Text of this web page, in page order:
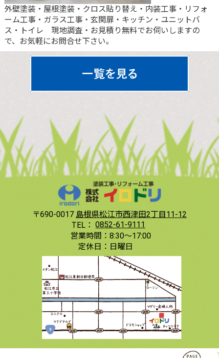
外壁塗装・屋根塗装・クロス貼り替え・内装工事・リフォ
ーム工事・ガラス工事・玄関扉・キッチン・ユニットバ
ス・トイレ 現地調査・お見積り無料でお伺いしますの
で、お気軽にお問合せ下さい。
〒690-0017 島根県松江市西津田2丁目11-12
TEL： 0852-61-9111
営業時間： 8:30〜17:00
定休日： 日曜日